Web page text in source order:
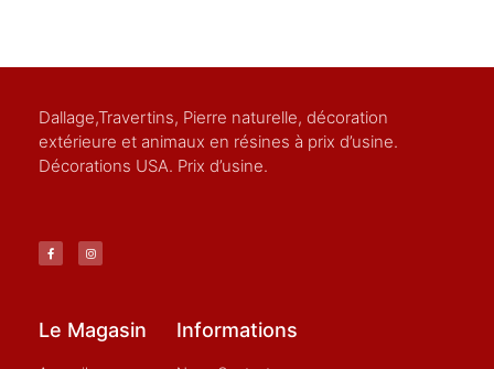
Dallage,Travertins, Pierre naturelle, décoration
extérieure et animaux en résines à prix d’usine.
Décorations USA. Prix d’usine.
Le Magasin Informations